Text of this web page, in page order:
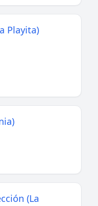
Playita)
(La